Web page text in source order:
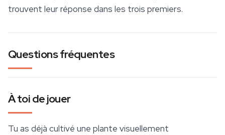
trouvent leur réponse dans les trois premiers.
Questions fréquentes
À toi de jouer
Tu as déjà cultivé une plante visuellement